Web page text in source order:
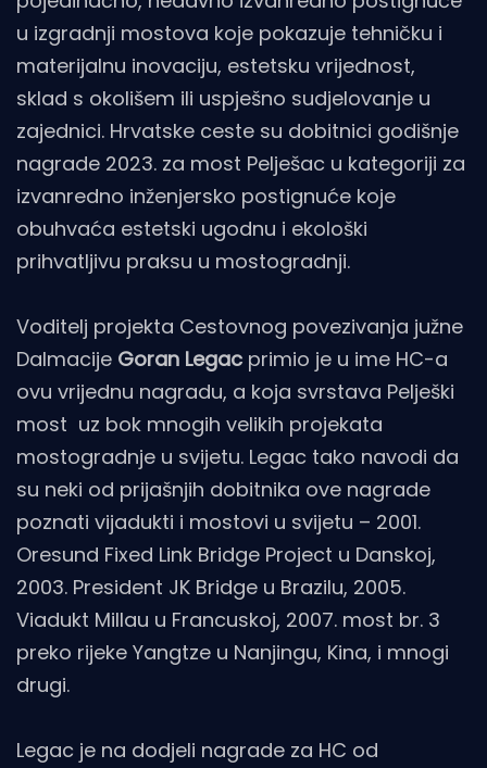
u izgradnji mostova koje pokazuje tehničku i
materijalnu inovaciju, estetsku vrijednost,
sklad s okolišem ili uspješno sudjelovanje u
zajednici. Hrvatske ceste su dobitnici godišnje
nagrade 2023. za most Pelješac u kategoriji za
izvanredno inženjersko postignuće koje
obuhvaća estetski ugodnu i ekološki
prihvatljivu praksu u mostogradnji.
Voditelj projekta Cestovnog povezivanja južne
Dalmacije Goran Legac primio je u ime HC-a
ovu vrijednu nagradu, a koja svrstava Pelješki
most uz bok mnogih velikih projekata
mostogradnje u svijetu. Legac tako navodi da
su neki od prijašnjih dobitnika ove nagrade
poznati vijadukti i mostovi u svijetu – 2001.
Oresund Fixed Link Bridge Project u Danskoj,
2003. President JK Bridge u Brazilu, 2005.
Viadukt Millau u Francuskoj, 2007. most br. 3
preko rijeke Yangtze u Nanjingu, Kina, i mnogi
drugi.
Legac je na dodjeli nagrade za HC od